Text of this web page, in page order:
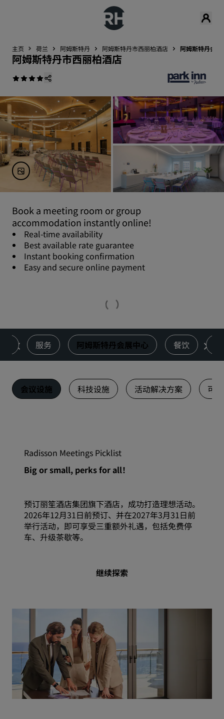
主页 荷兰 阿姆斯特丹 阿姆斯特丹市西丽柏酒店 阿姆斯特丹会展
阿姆斯特丹市西丽柏酒店
Book a meeting room or group
accommodation instantly online!
Real-time availability
Best available rate guarantee
Instant booking confirmation
Easy and secure online payment
服务 阿姆斯特丹会展中心 餐饮
会议设施 科技设施 活动解决方案 可
Radisson Meetings Picklist
Big or small, perks for all！
预订丽笙酒店集团旗下酒店，成功打造理想活动。
2026年12月31日前预订、并在2027年3月31日前
举行活动，即可享受三重额外礼遇，包括免费停
车、升级茶歇等。
继续探索